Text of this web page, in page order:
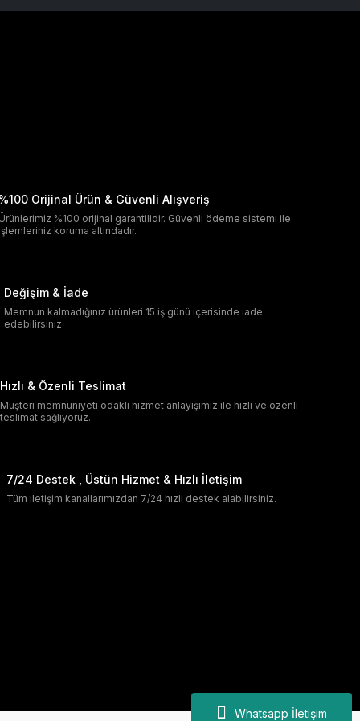
Whatsapp İletişim
%100 Orijinal Ürün & Güvenli Alışveriş
Ürünlerimiz %100 orijinal garantilidir. Güvenli ödeme sistemi ile
işlemleriniz koruma altındadır.
Değişim & İade
Memnun kalmadığınız ürünleri 15 iş günü içerisinde iade
edebilirsiniz.
Hızlı & Özenli Teslimat
Müşteri memnuniyeti odaklı hizmet anlayışımız ile hızlı ve özenli
teslimat sağlıyoruz.
7/24 Destek , Üstün Hizmet & Hızlı İletişim
Tüm iletişim kanallarımızdan 7/24 hızlı destek alabilirsiniz.